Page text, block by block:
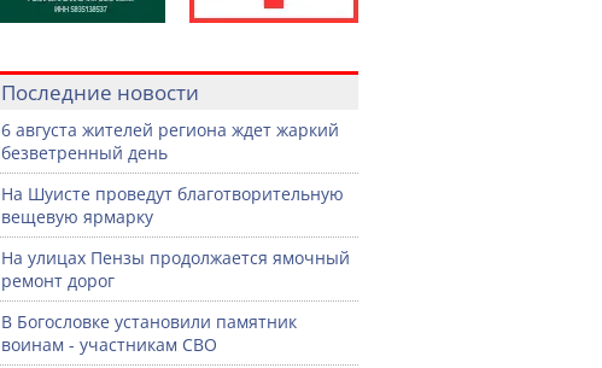
Последние новости
6 августа жителей региона ждет жаркий
безветренный день
На Шуисте проведут благотворительную
вещевую ярмарку
На улицах Пензы продолжается ямочный
ремонт дорог
В Богословке установили памятник
воинам - участникам СВО